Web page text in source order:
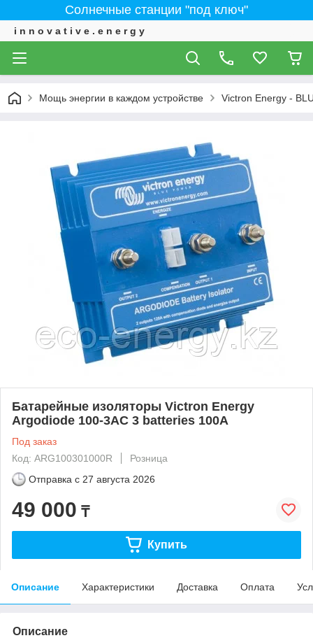
Солнечные станции "под ключ"
i n n o v a t i v e . e n e r g y
Мощь энергии в каждом устройстве Victron Energy -
Батарейные изоляторы Victron Energy
Argodiode 100-3AC 3 batteries 100A
Под заказ
Код: ARG100301000R
Розница
Отправка с 27 августа 2026
49 000 ₸
Купить
Описание Характеристики Доставка Оплата
Описание